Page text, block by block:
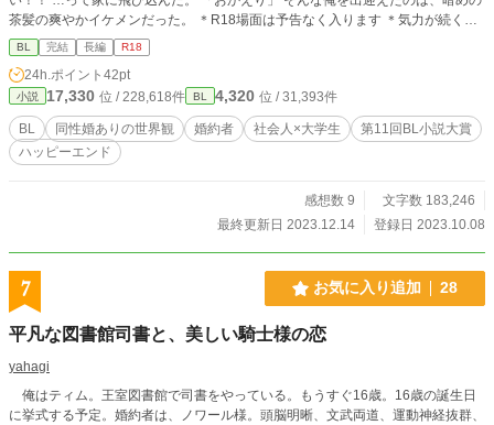
茶髪の爽やかイケメンだった。 ＊R18場面は予告なく入ります ＊気力が続くま
では定期更新頑張りたいです
BL 完結 長編 R18
24h.ポイント 42pt
小説 17,330 位 / 228,618件 BL 4,320 位 / 31,393件
BL 同性婚ありの世界観 婚約者 社会人×大学生
第11回BL小説大賞
ハッピーエンド
感想数 9
文字数 183,246
最終更新日 2023.12.14
登録日 2023.10.08
7 お気に入り追加 28
平凡な図書館司書と、美しい騎士様の恋
yahagi
俺はティム。王室図書館で司書をやっている。もうすぐ16歳。16歳の誕生日
に挙式する予定。婚約者は、ノワール様。頭脳明晰、文武両道、運動神経抜群、